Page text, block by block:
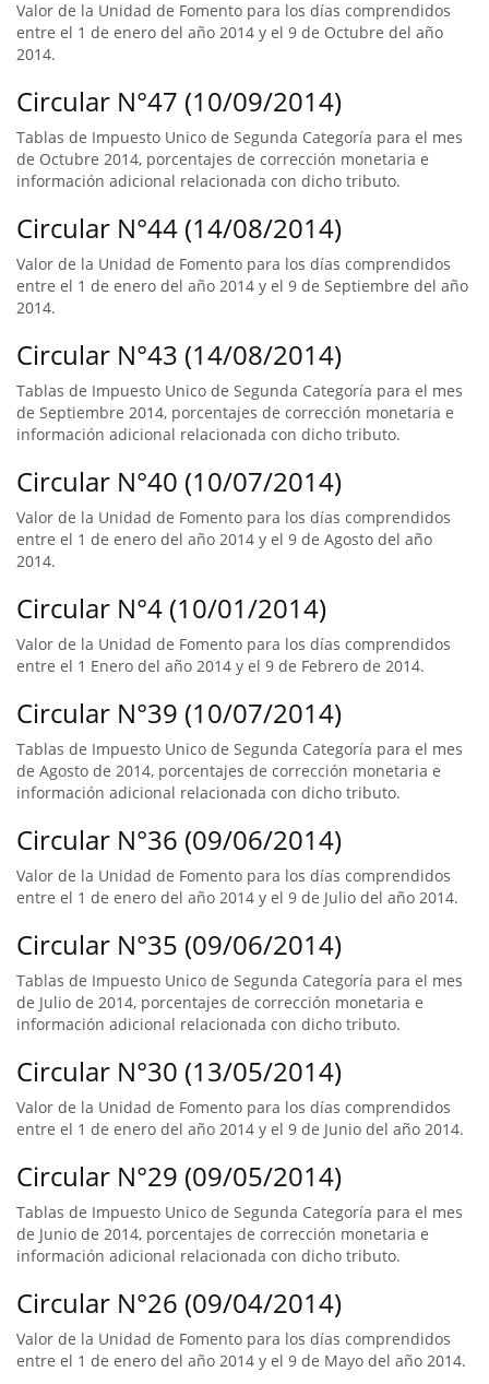
Valor de la Unidad de Fomento para los días comprendidos
entre el 1 de enero del año 2014 y el 9 de Octubre del año
2014.
Circular N°47 (10/09/2014)
Tablas de Impuesto Unico de Segunda Categoría para el mes
de Octubre 2014, porcentajes de corrección monetaria e
información adicional relacionada con dicho tributo.
Circular N°44 (14/08/2014)
Valor de la Unidad de Fomento para los días comprendidos
entre el 1 de enero del año 2014 y el 9 de Septiembre del año
2014.
Circular N°43 (14/08/2014)
Tablas de Impuesto Unico de Segunda Categoría para el mes
de Septiembre 2014, porcentajes de corrección monetaria e
información adicional relacionada con dicho tributo.
Circular N°40 (10/07/2014)
Valor de la Unidad de Fomento para los días comprendidos
entre el 1 de enero del año 2014 y el 9 de Agosto del año
2014.
Circular N°4 (10/01/2014)
Valor de la Unidad de Fomento para los días comprendidos
entre el 1 Enero del año 2014 y el 9 de Febrero de 2014.
Circular N°39 (10/07/2014)
Tablas de Impuesto Unico de Segunda Categoría para el mes
de Agosto de 2014, porcentajes de corrección monetaria e
información adicional relacionada con dicho tributo.
Circular N°36 (09/06/2014)
Valor de la Unidad de Fomento para los días comprendidos
entre el 1 de enero del año 2014 y el 9 de Julio del año 2014.
Circular N°35 (09/06/2014)
Tablas de Impuesto Unico de Segunda Categoría para el mes
de Julio de 2014, porcentajes de corrección monetaria e
información adicional relacionada con dicho tributo.
Circular N°30 (13/05/2014)
Valor de la Unidad de Fomento para los días comprendidos
entre el 1 de enero del año 2014 y el 9 de Junio del año 2014.
Circular N°29 (09/05/2014)
Tablas de Impuesto Unico de Segunda Categoría para el mes
de Junio de 2014, porcentajes de corrección monetaria e
información adicional relacionada con dicho tributo.
Circular N°26 (09/04/2014)
Valor de la Unidad de Fomento para los días comprendidos
entre el 1 de enero del año 2014 y el 9 de Mayo del año 2014.